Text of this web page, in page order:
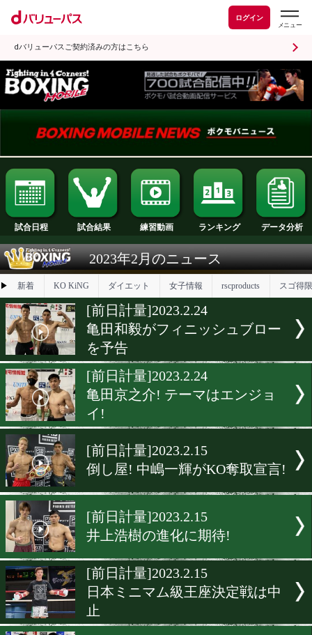
ログイン
dバリューパスご契約済みの方はこちら
試合日程 試合結果 練習動画 ランキング
2023年2月のニュース
▶ 新着 KO KiNG
[前日計量]2023.2.24
亀田和毅がフィニッシュブ
[前日計量]2023.2.24
亀田京之介! テーマはエン
イ!
[前日計量]2023.2.15
倒し屋! 中嶋一輝がKO奪取
[前日計量]2023.2.15